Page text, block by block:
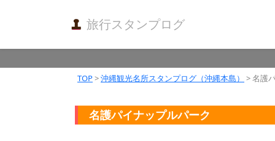
旅行スタンプログ
TOP>沖縄観光名所スタンプログ（沖縄本島） > 名護
名護パイナップルパーク